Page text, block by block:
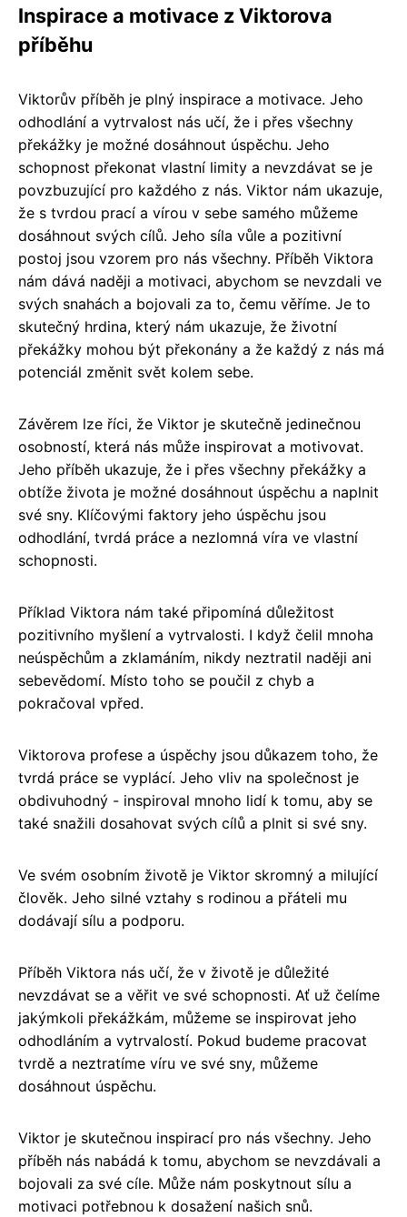
Inspirace a motivace z Viktorova
příběhu
Viktorův příběh je plný inspirace a motivace. Jeho
odhodlání a vytrvalost nás učí, že i přes všechny
překážky je možné dosáhnout úspěchu. Jeho
schopnost překonat vlastní limity a nevzdávat se je
povzbuzující pro každého z nás. Viktor nám ukazuje,
že s tvrdou prací a vírou v sebe samého můžeme
dosáhnout svých cílů. Jeho síla vůle a pozitivní
postoj jsou vzorem pro nás všechny. Příběh Viktora
nám dává naději a motivaci, abychom se nevzdali ve
svých snahách a bojovali za to, čemu věříme. Je to
skutečný hrdina, který nám ukazuje, že životní
překážky mohou být překonány a že každý z nás má
potenciál změnit svět kolem sebe.
Závěrem lze říci, že Viktor je skutečně jedinečnou
osobností, která nás může inspirovat a motivovat.
Jeho příběh ukazuje, že i přes všechny překážky a
obtíže života je možné dosáhnout úspěchu a naplnit
své sny. Klíčovými faktory jeho úspěchu jsou
odhodlání, tvrdá práce a nezlomná víra ve vlastní
schopnosti.
Příklad Viktora nám také připomíná důležitost
pozitivního myšlení a vytrvalosti. I když čelil mnoha
neúspěchům a zklamáním, nikdy neztratil naději ani
sebevědomí. Místo toho se poučil z chyb a
pokračoval vpřed.
Viktorova profese a úspěchy jsou důkazem toho, že
tvrdá práce se vyplácí. Jeho vliv na společnost je
obdivuhodný - inspiroval mnoho lidí k tomu, aby se
také snažili dosahovat svých cílů a plnit si své sny.
Ve svém osobním životě je Viktor skromný a milující
člověk. Jeho silné vztahy s rodinou a přáteli mu
dodávají sílu a podporu.
Příběh Viktora nás učí, že v životě je důležité
nevzdávat se a věřit ve své schopnosti. Ať už čelíme
jakýmkoli překážkám, můžeme se inspirovat jeho
odhodláním a vytrvalostí. Pokud budeme pracovat
tvrdě a neztratíme víru ve své sny, můžeme
dosáhnout úspěchu.
Viktor je skutečnou inspirací pro nás všechny. Jeho
příběh nás nabádá k tomu, abychom se nevzdávali a
bojovali za své cíle. Může nám poskytnout sílu a
motivaci potřebnou k dosažení našich snů.